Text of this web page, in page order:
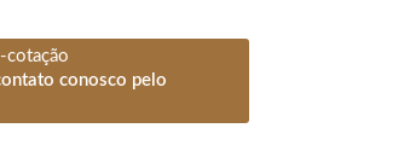
cotação
conosco pelo